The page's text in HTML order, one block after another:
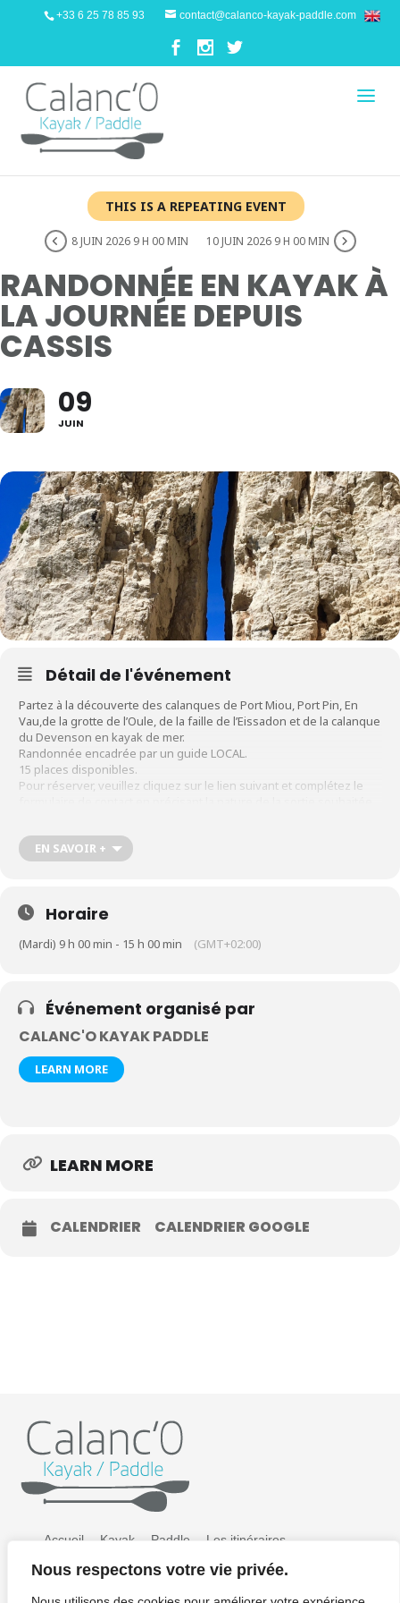
Nous respectons votre vie privée.
+33 6 25 78 85 93 contact@calanco-kayak-paddle.com
THIS IS A REPEATING EVENT
8 JUIN 2026 9 H 00 MIN 10 JUIN 2026 9 H 00 MIN
RANDONNÉE EN KAYAK À
LA JOURNÉE DEPUIS
CASSIS
09
JUIN
Détail de l'événement
Partez à la découverte des calanques de Port Miou, Port Pin, En
Vau,de la grotte de l’Oule, de la faille de l’Eissadon et de la calanque
du Devenson en kayak de mer.
Randonnée encadrée par un guide LOCAL.
15 places disponibles.
Pour réserver, veuillez cliquez sur le lien suivant et complétez le
paddle.com/contact-kayak-paddle-cassis-calanques
EN SAVOIR +
Horaire
(Mardi) 9 h 00 min - 15 h 00 min (GMT+02:00)
Événement organisé par
CALANC'O KAYAK PADDLE
LEARN MORE
LEARN MORE
CALENDRIER CALENDRIER GOOGLE
Accueil Kayak Paddle Les itinéraires
Préparer sa sortie Tarifs Galerie photos